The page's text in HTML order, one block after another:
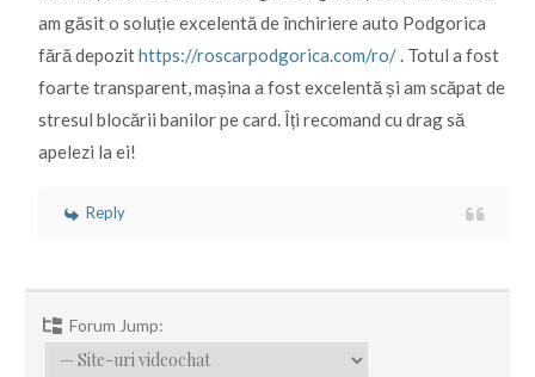
am găsit o soluție excelentă de închiriere auto Podgorica
fără depozithttps://roscarpodgorica.com/ro/. Totul a fost
foarte transparent, mașina a fost excelentă și am scăpat de
stresul blocării banilor pe card. Îți recomand cu drag să
apelezi la ei!
Reply
Forum Jump: